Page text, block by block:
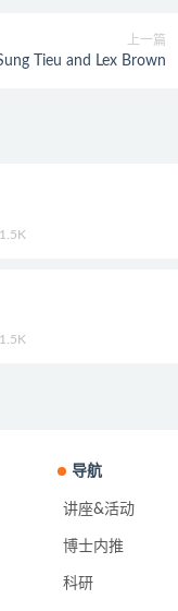
上一篇
Tieu and Lex Brown
1.5K
1.5K
导航
讲座&活动
博士内推
科研